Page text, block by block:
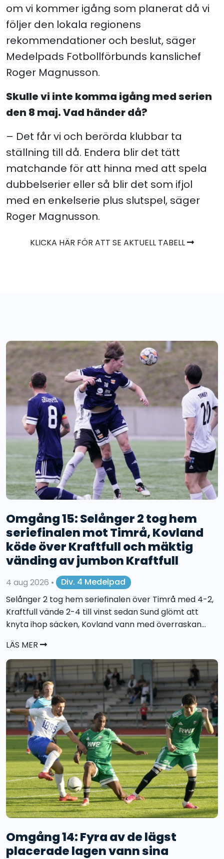
om vi kommer igång som planerat då vi
följer den lokala regionens
rekommendationer och beslut, säger
Medelpads Fotbollförbunds kanslichef
Roger Magnusson.
Skulle vi inte komma igång med serien
den 8 maj. Vad händer då?
– Det får vi och berörda klubbar ta
ställning till då. Endera blir det tätt
matchande för att hinna med att spela
dubbelserier eller så blir det som ifjol
med en enkelserie plus slutspel, säger
Roger Magnusson.
KLICKA HÄR FÖR ATT SE AKTUELL TABELL
Omgång 15: Selånger 2 tog hem
seriefinalen mot Timrå, Kovland
köde över Kraftfull och mäktig
vänding av jumbon Kraftfull
4 aug 2026 •
Div. 4 Medelpad
Selånger 2 tog hem seriefinalen över Timrå med 4-2,
Kraftfull vände 2-4 till vinst sedan Sund glömt att
knyta ihop säcken, Kovland vann med överraskan...
LÄS MER
Omgång 14: Fyra av de lägst
placerade lagen vann sina